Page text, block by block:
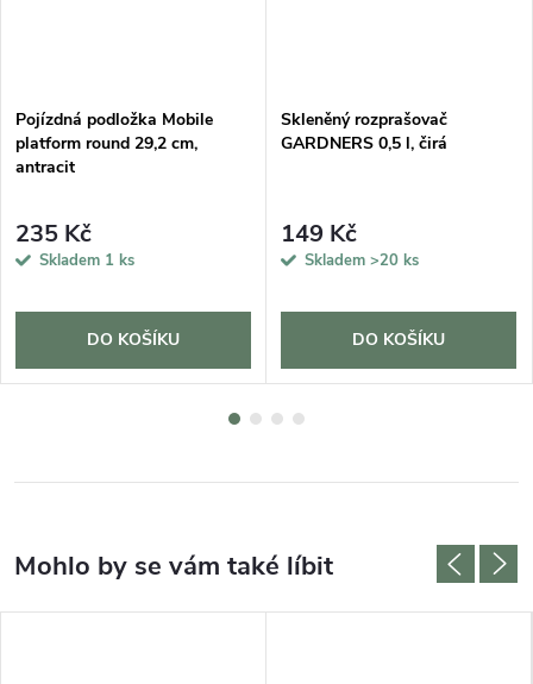
Pojízdná podložka Mobile
platform round 29,2 cm,
antracit
235 Kč
Skladem 1 ks
DO KOŠÍKU
Skleněný rozprašovač
GARDNERS 0,5 l, čirá
149 Kč
Skladem >20 ks
DO KOŠÍKU